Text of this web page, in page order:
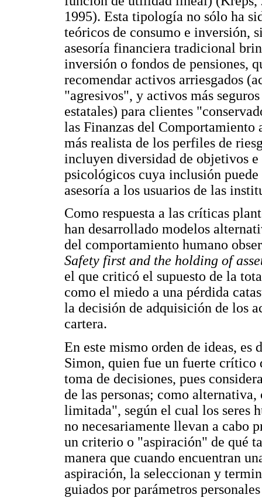
1995). Esta tipología no sólo ha
teóricos de consumo e inversión,
asesoría financiera tradicional
inversión o fondos de pensiones,
recomendar activos arriesgados
"agresivos", y activos más
estatales) para clientes
las Finanzas del Comportamiento
más realista de los perfiles de
incluyen diversidad de objetivos e
psicológicos cuya inclusión
asesoría a los usuarios de las
Como respuesta a las críticas
han desarrollado modelos
del comportamiento humano
Safety first and the holding of
el que criticó el supuesto de la
como el miedo a una pérdida
la decisión de adquisición de los
cartera.
En este mismo orden de ideas,
Simon, quien fue un fuerte crítico
toma de decisiones, pues
de las personas; como
limitada", según el cual los seres
no necesariamente llevan a cabo
un criterio o "aspiración" de qué
manera que cuando encuentran
aspiración, la seleccionan y
guiados por parámetros